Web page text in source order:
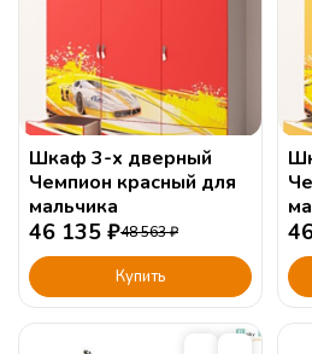
Шкаф 3-х дверный
Чемпион красный для
мальчика
46 135 ₽48 563₽
Купить